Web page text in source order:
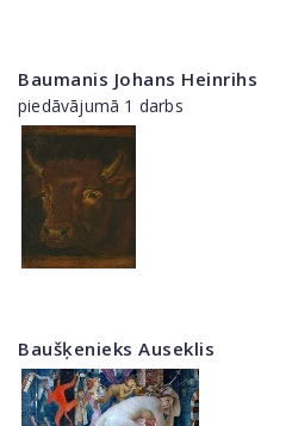
Baumanis Johans Heinrihs
piedāvājumā 1 darbs
Baušķenieks Auseklis